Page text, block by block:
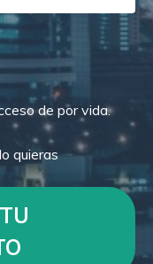
de por vida.
quieras